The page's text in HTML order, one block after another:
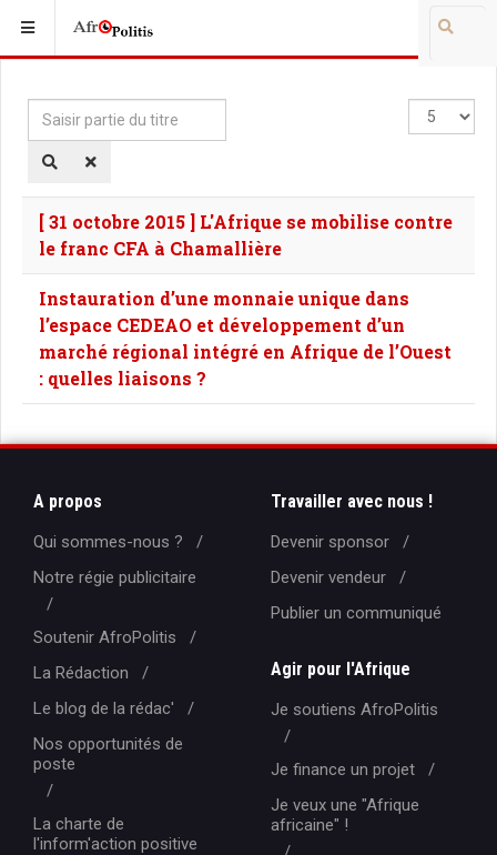
Saisir
partie
du
Affichage
#
[ 31 octobre 2015 ] L'Afrique se mobilise contre
le franc CFA à Chamallière
Instauration d’une monnaie unique dans
l’espace CEDEAO et développement d’un
marché régional intégré en Afrique de l’Ouest
: quelles liaisons ?
A propos
Qui sommes-nous ?
Notre régie publicitaire
Soutenir AfroPolitis
La Rédaction
Le blog de la rédac'
Nos opportunités de
poste
La charte de
l'inform'action positive
Travailler avec nous !
Devenir sponsor
Devenir vendeur
Publier un communiqué
Agir pour l'Afrique
Je soutiens AfroPolitis
Je finance un projet
Je veux une "Afrique
africaine" !